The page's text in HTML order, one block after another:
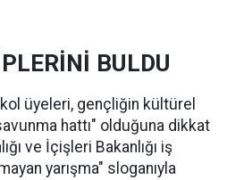
BULDU
üyeleri, gençliğin kültürel
hattı" olduğuna dikkat
ve İçişleri Bakanlığı iş
yarışma" sloganıyla